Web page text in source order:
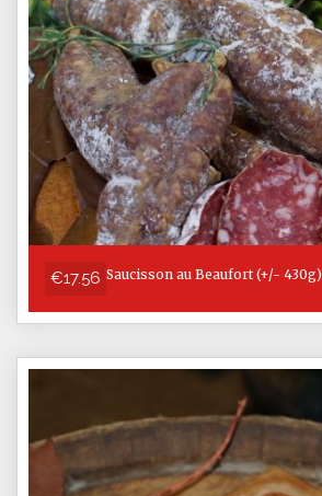
€17.56 Saucisson au Beaufort (+/- 430g)